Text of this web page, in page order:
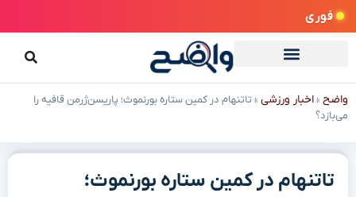
فوری
واضح »اخبار ورزشی » تاتنهام در کمین ستاره بورنموث؛ پاریسن‌ژرمن قافیه را
می‌بازد؟
تاتنهام در کمین ستاره بورنموث؛